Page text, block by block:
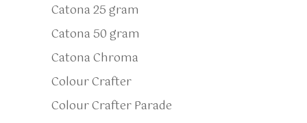
Catona 25 gram
Catona 50 gram
Catona Chroma
Colour Crafter
Colour Crafter Parade